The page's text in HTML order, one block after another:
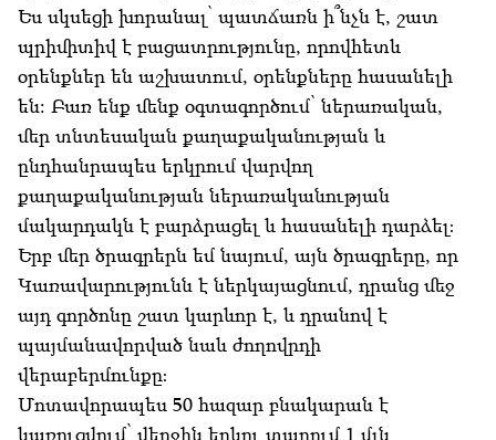
Ես սկսեցի խորանալ՝ պատճառն ի՞նչն է, շատ
պրիմիտիվ է բացատրությունը, որովհետև
օրենքներ են աշխատում, օրենքները հասանելի
են: Բառ ենք մենք օգտագործում՝ ներառական,
մեր տնտեսական քաղաքականության և
ընդհանրապես երկրում վարվող
քաղաքականության ներառականության
մակարդակն է բարձրացել և հասանելի դարձել։
Երբ մեր ծրագրերն եմ նայում, այն ծրագրերը, որ
Կառավարությունն է ներկայացնում, դրանց մեջ
այդ գործոնը շատ կարևոր է, և դրանով է
պայմանավորված նաև ժողովրդի
վերաբերմունքը։
Մոտավորապես 50 հազար բնակարան է
կառուցվում՝ վերջին երկու տարում 1 մլն